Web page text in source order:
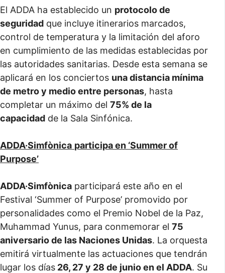
El ADDA ha establecido un protocolo de
seguridad que incluye itinerarios marcados,
control de temperatura y la limitación del aforo
en cumplimiento de las medidas establecidas por
las autoridades sanitarias. Desde esta semana se
aplicará en los conciertos una distancia mínima
de metro y medio entre personas, hasta
completar un máximo del 75% de la
capacidad de la Sala Sinfónica.
ADDA·Simfònica participa en ‘Summer of
Purpose’
ADDA·Simfònica participará este año en el
Festival ‘Summer of Purpose’ promovido por
personalidades como el Premio Nobel de la Paz,
Muhammad Yunus, para conmemorar el 75
aniversario de las Naciones Unidas. La orquesta
emitirá virtualmente las actuaciones que tendrán
lugar los días 26, 27 y 28 de junio en el ADDA. Su